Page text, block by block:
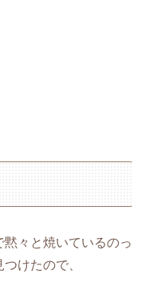
々と焼いているのっ
けたので、